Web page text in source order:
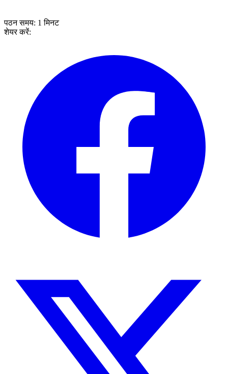
पठन समय: 1 मिनट
शेयर करें: